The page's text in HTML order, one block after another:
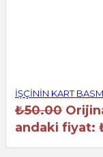
İŞÇİNİN KART
₺50.00
andaki fiyat: